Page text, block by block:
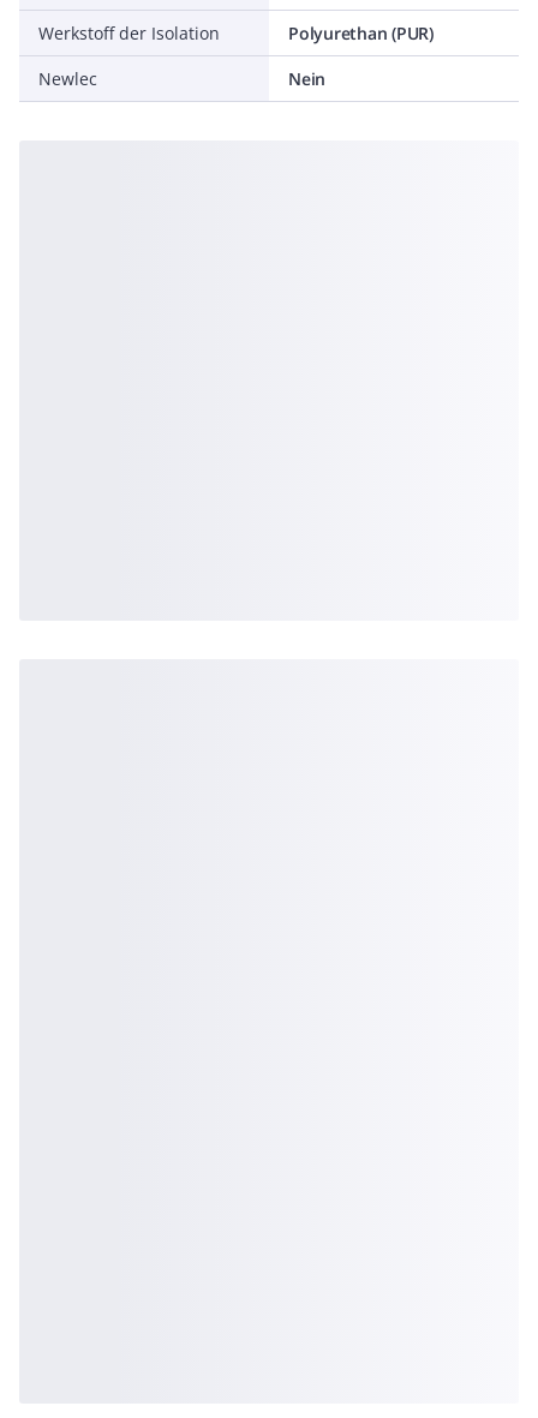
Werkstoff der Isolation
Polyurethan (PUR)
Newlec
Nein